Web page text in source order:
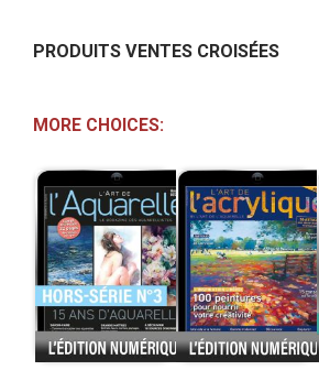
PRODUITS VENTES CROISÉES
MORE CHOICES: